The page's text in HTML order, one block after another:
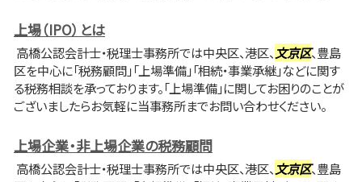
上場（IPO）とは
高橋公認会計士・税理士事務所では中央区、港区、 文京区、豊島
区を中心に「税務顧問」「上場準備」「相続・事業承継」などに関す
る税務相談を承っております。「上場準備」に関してお困りのことが
ございましたらお気軽に当事務所までお問い合わせください。
上場企業・非上場企業の税務顧問
高橋公認会計士・税理士事務所では中央区、港区、 文京区、豊島